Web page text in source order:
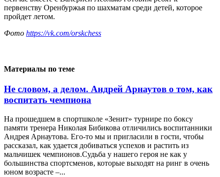
первенству Оренбуржья по шахматам среди детей, которое
пройдет летом.
Фото https://vk.com/orskchess
Материалы по теме
Не словом, а делом. Андрей Арнаутов о том, как
воспитать чемпиона
На прошедшем в спортшколе «Зенит» турнире по боксу
памяти тренера Николая Бибикова отличились воспитанники
Андрея Арнаутова. Его-то мы и пригласили в гости, чтобы
рассказал, как удается добиваться успехов и растить из
мальчишек чемпионов.Судьба у нашего героя не как у
большинства спортсменов, которые выходят на ринг в очень
юном возрасте –...